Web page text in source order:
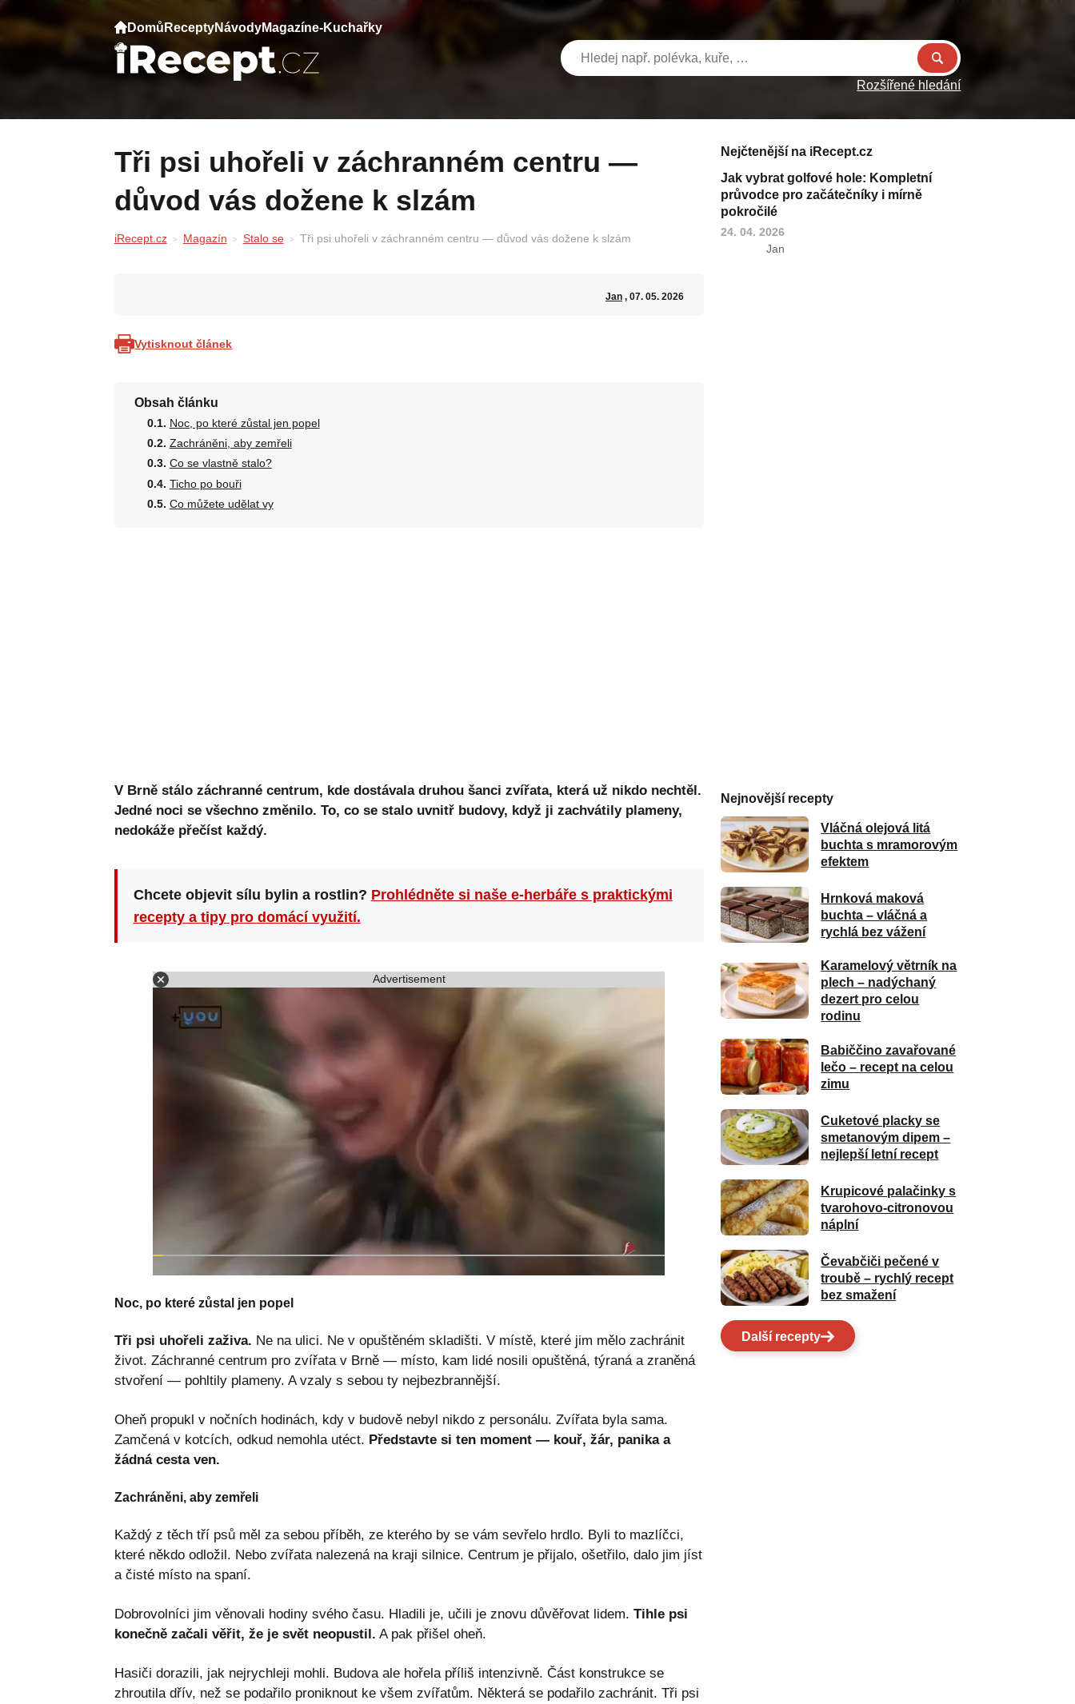
Domů ReceptyNávodyMagazíne-Kuchařky
Rozšířené hledání
Tři psi uhořeli v záchranném centru —
důvod vás dožene k slzám
iRecept.cz Magazín Stalo se Tři psi uhořeli v záchranném centru — důvod vás dožene k slzám
Jan, 07. 05. 2026
Vytisknout článek
Obsah článku
Noc, po které zůstal jen popel
Zachráněni, aby zemřeli
Co se vlastně stalo?
Ticho po bouři
Co můžete udělat vy
V Brně stálo záchranné centrum, kde dostávala druhou šanci zvířata, která už nikdo nechtěl.
Jedné noci se všechno změnilo. To, co se stalo uvnitř budovy, když ji zachvátily plameny,
nedokáže přečíst každý.
Chcete objevit sílu bylin a rostlin? Prohlédněte si naše e-herbáře s praktickými
recepty a tipy pro domácí využití.
Advertisement
Noc, po které zůstal jen popel
Tři psi uhořeli zaživa. Ne na ulici. Ne v opuštěném skladišti. V místě, které jim mělo zachránit
život. Záchranné centrum pro zvířata v Brně — místo, kam lidé nosili opuštěná, týraná a zraněná
stvoření — pohltily plameny. A vzaly s sebou ty nejbezbrannější.
Oheň propukl v nočních hodinách, kdy v budově nebyl nikdo z personálu. Zvířata byla sama.
Zamčená v kotcích, odkud nemohla utéct. Představte si ten moment — kouř, žár, panika a
žádná cesta ven.
Zachráněni, aby zemřeli
Každý z těch tří psů měl za sebou příběh, ze kterého by se vám sevřelo hrdlo. Byli to mazlíčci,
které někdo odložil. Nebo zvířata nalezená na kraji silnice. Centrum je přijalo, ošetřilo, dalo jim jíst
a čisté místo na spaní.
Dobrovolníci jim věnovali hodiny svého času. Hladili je, učili je znovu důvěřovat lidem. Tihle psi
konečně začali věřit, že je svět neopustil. A pak přišel oheň.
Hasiči dorazili, jak nejrychleji mohli. Budova ale hořela příliš intenzivně. Část konstrukce se
zhroutila dřív, než se podařilo proniknout ke všem zvířatům. Některá se podařilo zachránit. Tři psi
Nejčtenější na iRecept.cz
Jak vybrat golfové hole: Kompletní
průvodce pro začátečníky i mírně
pokročilé
24. 04. 2026
Jan
Nejnovější recepty
Vláčná olejová litá
buchta s mramorovým
efektem
Hrnková maková
buchta – vláčná a
rychlá bez vážení
Karamelový větrník na
plech – nadýchaný
dezert pro celou
rodinu
Babiččino zavařované
lečo – recept na celou
zimu
Cuketové placky se
smetanovým dipem –
nejlepší letní recept
Krupicové palačinky s
tvarohovo-citronovou
náplní
Čevabčiči pečené v
troubě – rychlý recept
bez smažení
Další recepty